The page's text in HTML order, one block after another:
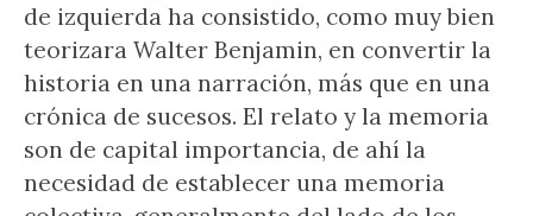
de izquierda ha consistido, como muy bien
teorizara Walter Benjamin, en convertir la
historia en una narración, más que en una
crónica de sucesos. El relato y la memoria
son de capital importancia, de ahí la
necesidad de establecer una memoria